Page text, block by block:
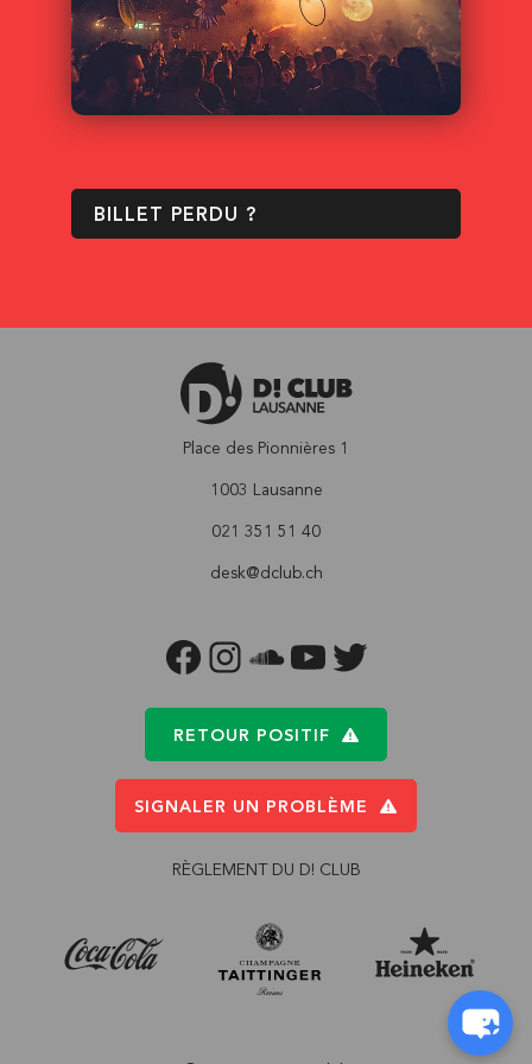
BILLET PERDU ?
Place des Pionnières 1
1003 Lausanne
021 351 51 40
desk@dclub.ch
FACEBOOKINSTAGRAM
SOUNDCLOUD
YOUTUBETWITTER
RETOUR POSITIF
SIGNALER UN PROBLÈME
RÈGLEMENT DU D! CLUB